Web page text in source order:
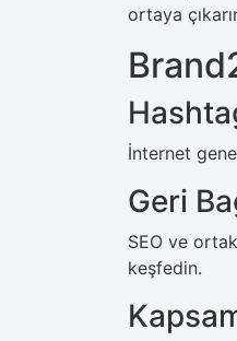
ortaya
İnternet
Geri
SEO ve
keşfedin.